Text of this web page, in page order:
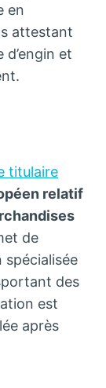
en
attestant
et
titulaire
relatif
de
spécialisée
des
est
après